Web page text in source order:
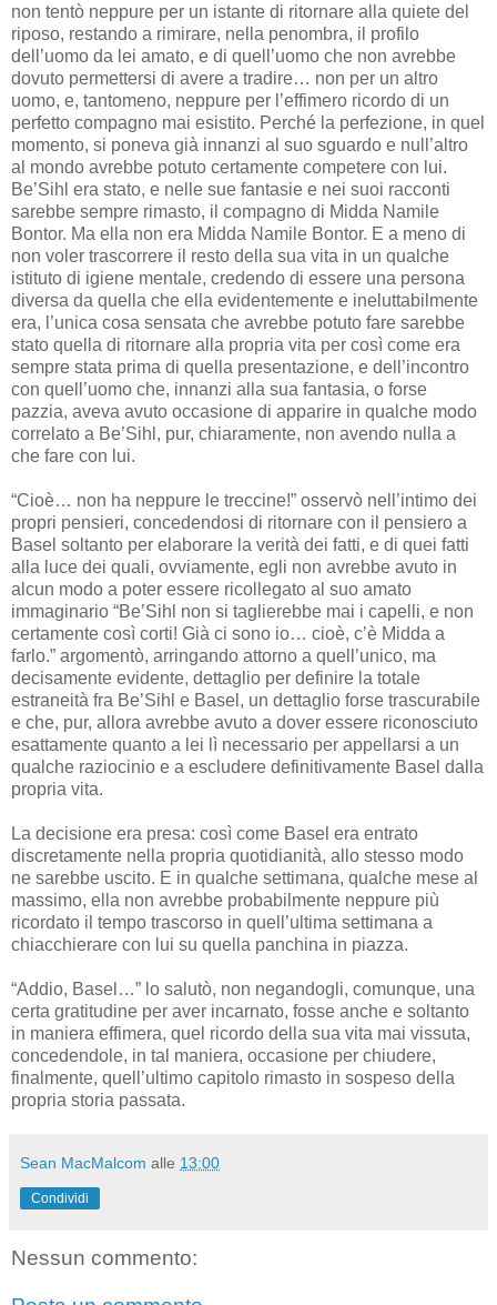
non tentò neppure per un istante di ritornare alla quiete del
riposo, restando a rimirare, nella penombra, il profilo
dell’uomo da lei amato, e di quell’uomo che non avrebbe
dovuto permettersi di avere a tradire… non per un altro
uomo, e, tantomeno, neppure per l’effimero ricordo di un
perfetto compagno mai esistito. Perché la perfezione, in quel
momento, si poneva già innanzi al suo sguardo e null’altro
al mondo avrebbe potuto certamente competere con lui.
Be’Sihl era stato, e nelle sue fantasie e nei suoi racconti
sarebbe sempre rimasto, il compagno di Midda Namile
Bontor. Ma ella non era Midda Namile Bontor. E a meno di
non voler trascorrere il resto della sua vita in un qualche
istituto di igiene mentale, credendo di essere una persona
diversa da quella che ella evidentemente e ineluttabilmente
era, l’unica cosa sensata che avrebbe potuto fare sarebbe
stato quella di ritornare alla propria vita per così come era
sempre stata prima di quella presentazione, e dell’incontro
con quell’uomo che, innanzi alla sua fantasia, o forse
pazzia, aveva avuto occasione di apparire in qualche modo
correlato a Be’Sihl, pur, chiaramente, non avendo nulla a
che fare con lui.
“Cioè… non ha neppure le treccine!” osservò nell’intimo dei
propri pensieri, concedendosi di ritornare con il pensiero a
Basel soltanto per elaborare la verità dei fatti, e di quei fatti
alla luce dei quali, ovviamente, egli non avrebbe avuto in
alcun modo a poter essere ricollegato al suo amato
immaginario “Be’Sihl non si taglierebbe mai i capelli, e non
certamente così corti! Già ci sono io… cioè, c’è Midda a
farlo.” argomentò, arringando attorno a quell’unico, ma
decisamente evidente, dettaglio per definire la totale
estraneità fra Be’Sihl e Basel, un dettaglio forse trascurabile
e che, pur, allora avrebbe avuto a dover essere riconosciuto
esattamente quanto a lei lì necessario per appellarsi a un
qualche raziocinio e a escludere definitivamente Basel dalla
propria vita.
La decisione era presa: così come Basel era entrato
discretamente nella propria quotidianità, allo stesso modo
ne sarebbe uscito. E in qualche settimana, qualche mese al
massimo, ella non avrebbe probabilmente neppure più
ricordato il tempo trascorso in quell’ultima settimana a
chiacchierare con lui su quella panchina in piazza.
“Addio, Basel…” lo salutò, non negandogli, comunque, una
certa gratitudine per aver incarnato, fosse anche e soltanto
in maniera effimera, quel ricordo della sua vita mai vissuta,
concedendole, in tal maniera, occasione per chiudere,
finalmente, quell’ultimo capitolo rimasto in sospeso della
propria storia passata.
Sean MacMalcom alle 13:00
Condividi
Nessun commento: